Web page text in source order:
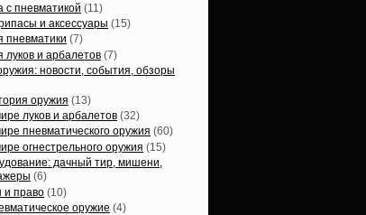
с пневматикой (11)
и аксессуары (15)
пневматики (7)
луков и арбалетов (7)
новости, события, обзоры
оружия (13)
луков и арбалетов (32)
пневматического оружия (60)
огнестрельного оружия (15)
дачный тир, мишени,
(6)
и право (10)
оружие (4)